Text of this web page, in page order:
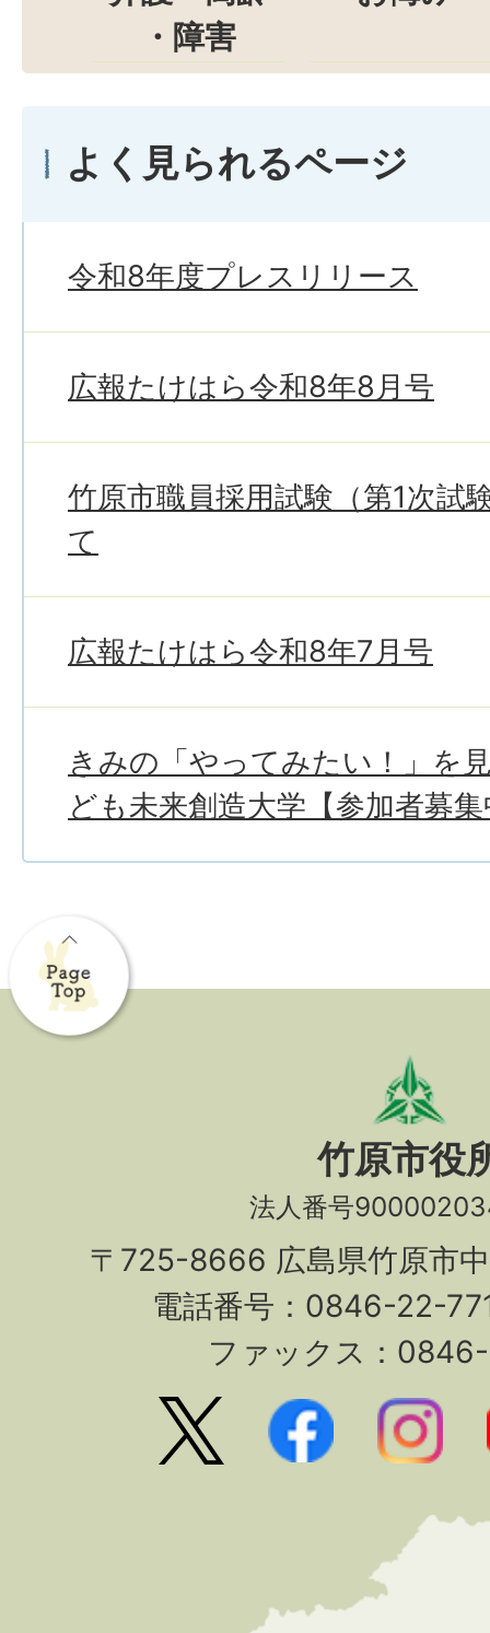
・障害
よく見られるページ
令和8年度プレスリリース
広報たけはら令和8年8月号
竹原市職員採用試験（第1次試
て
広報たけはら令和8年7月号
きみの「やってみたい！」を
ども未来創造大学【参加者募
竹原市役
法人番号
〒725-8666 広島県竹原市
電話番号：0846-22-
ファックス：